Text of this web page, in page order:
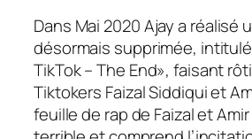
Dans Mai 2020 Ajay a réalisé
désormais supprimée,
TikTok – The End», faisant
Tiktokers Faizal Siddiqui et
feuille de rap de Faizal et